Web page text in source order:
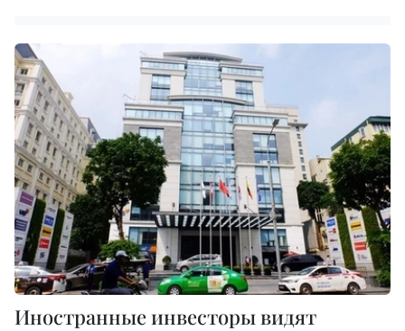
Иностранные инвесторы видят